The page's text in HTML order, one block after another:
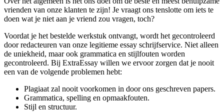
vrienden van onze klanten te zijn! Je vraagt ons tenslotte om iets te
doen wat je niet aan je vriend zou vragen, toch?
Voordat je het bestelde werkstuk ontvangt, wordt het gecontroleerd
door redacteuren van onze legitieme essay schrijfservice. Niet alleen
de uniekheid, maar ook grammatica en stijlfouten worden
gecontroleerd. Bij ExtraEssay willen we ervoor zorgen dat je nooit
een van de volgende problemen hebt:
Plagiaat zal nooit voorkomen in door ons geschreven papers.
Grammatica, spelling en opmaakfouten.
Stijl en structuur.